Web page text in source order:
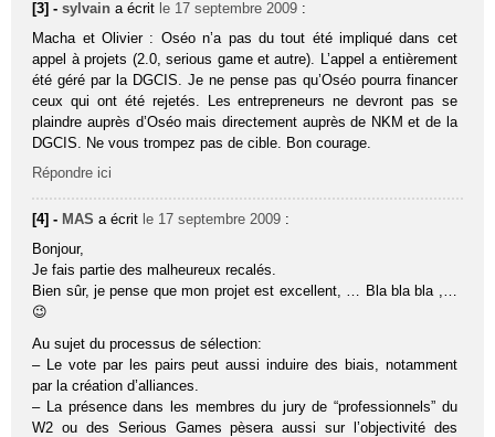
[3] -sylvain a écrit le 17 septembre 2009 :
Macha et Olivier : Oséo n’a pas du tout été impliqué dans cet
appel à projets (2.0, serious game et autre). L’appel a entièrement
été géré par la DGCIS. Je ne pense pas qu’Oséo pourra financer
ceux qui ont été rejetés. Les entrepreneurs ne devront pas se
plaindre auprès d’Oséo mais directement auprès de NKM et de la
DGCIS. Ne vous trompez pas de cible. Bon courage.
Répondre ici
[4] - MAS a écrit le 17 septembre 2009 :
Bonjour,
Je fais partie des malheureux recalés.
Bien sûr, je pense que mon projet est excellent, … Bla bla bla ,…
😉
Au sujet du processus de sélection:
– Le vote par les pairs peut aussi induire des biais, notamment
par la création d’alliances.
– La présence dans les membres du jury de “professionnels” du
W2 ou des Serious Games pèsera aussi sur l’objectivité des